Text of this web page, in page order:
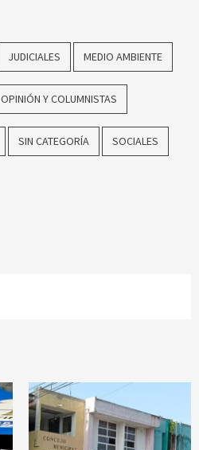
JUDICIALES MEDIO AMBIENTE
OPINIÓN Y COLUMNISTAS
SIN CATEGORÍA SOCIALES